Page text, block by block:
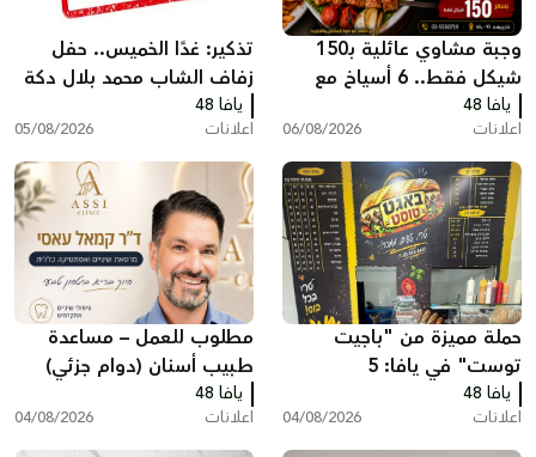
وجبة مشاوي عائلية بـ150
شيكل فقط.. 6 أسياخ مع
كامل الإضافات في مطعم
أبو حلوة بيافا
يافا 48
اعلانات 06/08/2026
تذكير: غدًا الخميس.. حفل
زفاف الشاب محمد بلال دكة
يافا 48
اعلانات 05/08/2026
حملة مميزة من "باجيت
توست" في يافا: 5
ساندويشات باجيت مع
شيبس وكولا بـ200 شيكل
يافا 48
اعلانات 04/08/2026
مطلوب للعمل – مساعدة
طبيب أسنان (دوام جزئي)
يافا 48
اعلانات 04/08/2026